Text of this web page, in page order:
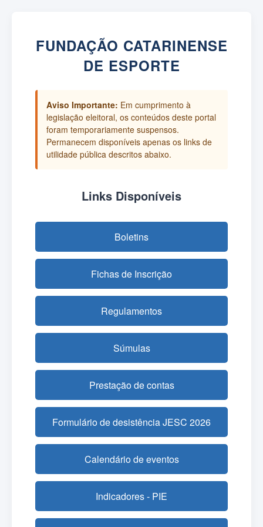
FUNDAÇÃO CATARINENSE
DE ESPORTE
Aviso Importante: Em cumprimento à
legislação eleitoral, os conteúdos deste portal
foram temporariamente suspensos.
Permanecem disponíveis apenas os links de
utilidade pública descritos abaixo.
Links Disponíveis
Boletins
Fichas de Inscrição
Regulamentos
Súmulas
Prestação de contas
Formulário de desistência JESC 2026
Calendário de eventos
Indicadores - PIE